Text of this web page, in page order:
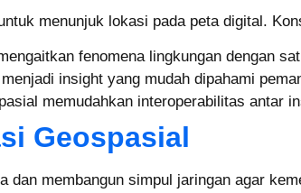
menunjuk lokasi pada peta digital.
fenomena lingkungan dengan
insight yang mudah dipahami
memudahkan interoperabilitas antar
Geospasial
dan membangun simpul jaringan agar